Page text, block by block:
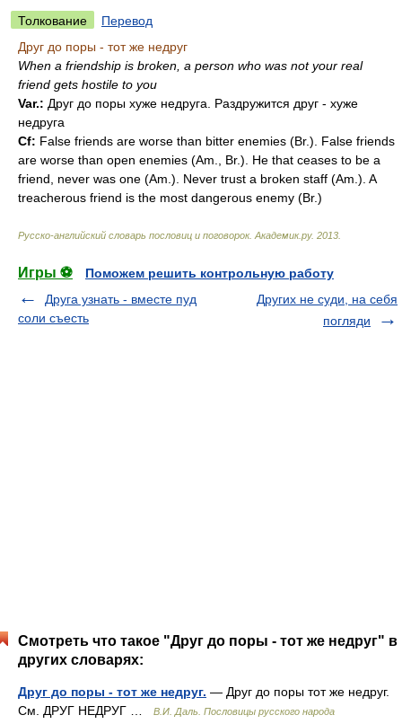
Толкование
Перевод
Друг до поры - тот же недруг
When a friendship is broken, a person who was not your real
friend gets hostile to you
Var.: Друг до поры хуже недруга. Раздружится друг - хуже
недруга
Cf: False friends are worse than bitter enemies (Br.). False friends
are worse than open enemies (Am. Br.). Не that ceases to be a
friend, never was one (Am. ). Never trust a broken staff (Am. ). A
treacherous friend is the most dangerous enemy (Br.)
Русско-английский словарь пословиц и поговорок. Академик.ру. 2013
Игры ⚽
Поможем решить контрольную работу
Друга узнать - вместе пуд
соли съесть
Других не суди, на себя
погляди
Смотреть что такое "Друг до поры - тот же недруг" в
других словарях:
Друг до поры - тот же недруг. — Друг до поры тот же недруг.
См. ДРУГ НЕДРУГ …
В.И. Даль. Пословицы русского народа